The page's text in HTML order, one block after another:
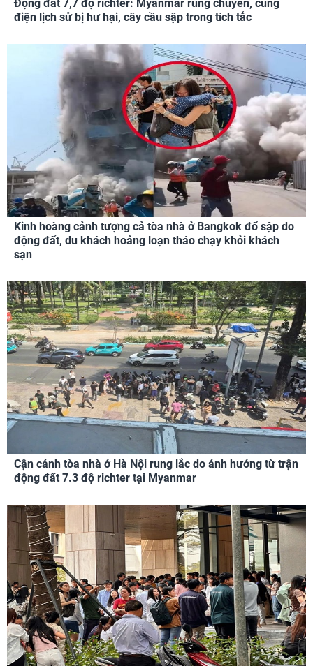
Động đất 7,7 độ richter: Myanmar rung chuyển, cung
điện lịch sử bị hư hại, cây cầu sập trong tích tắc
Kinh hoàng cảnh tượng cả tòa nhà ở Bangkok đổ sập do
động đất, du khách hoảng loạn tháo chạy khỏi khách
sạn
Cận cảnh tòa nhà ở Hà Nội rung lắc do ảnh hưởng từ trận
động đất 7.3 độ richter tại Myanmar